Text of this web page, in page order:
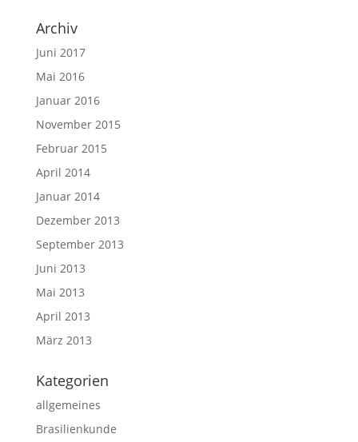
Archiv
Juni 2017
Mai 2016
Januar 2016
November 2015
Februar 2015
April 2014
Januar 2014
Dezember 2013
September 2013
Juni 2013
Mai 2013
April 2013
März 2013
Kategorien
allgemeines
Brasilienkunde